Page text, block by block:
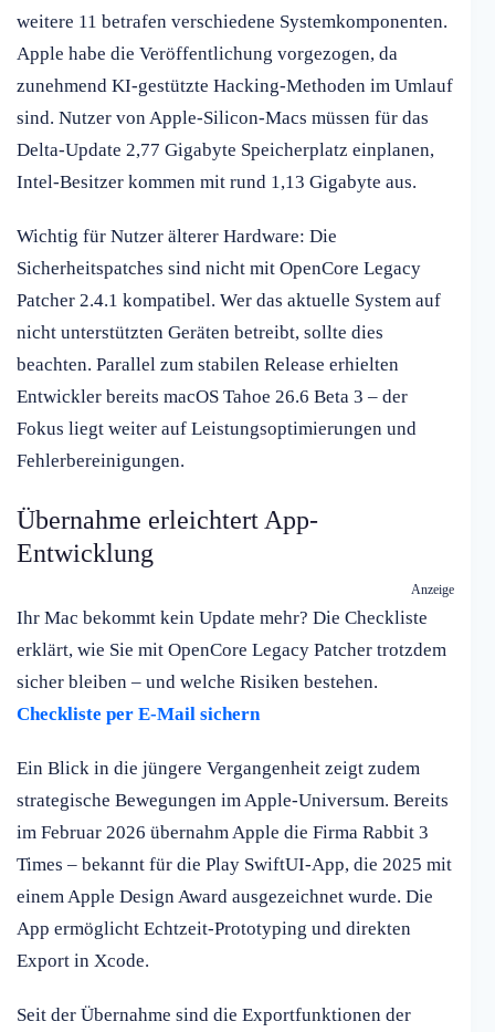
weitere 11 betrafen verschiedene Systemkomponenten.
Apple habe die Veröffentlichung vorgezogen, da
zunehmend KI-gestützte Hacking-Methoden im Umlauf
sind. Nutzer von Apple-Silicon-Macs müssen für das
Delta-Update 2,77 Gigabyte Speicherplatz einplanen,
Intel-Besitzer kommen mit rund 1,13 Gigabyte aus.
Wichtig für Nutzer älterer Hardware: Die
Sicherheitspatches sind nicht mit OpenCore Legacy
Patcher 2.4.1 kompatibel. Wer das aktuelle System auf
nicht unterstützten Geräten betreibt, sollte dies
beachten. Parallel zum stabilen Release erhielten
Entwickler bereits macOS Tahoe 26.6 Beta 3 – der
Fokus liegt weiter auf Leistungsoptimierungen und
Fehlerbereinigungen.
Übernahme erleichtert App-
Entwicklung
Anzeige
Ihr Mac bekommt kein Update mehr? Die Checkliste
erklärt, wie Sie mit OpenCore Legacy Patcher trotzdem
sicher bleiben – und welche Risiken bestehen.
Checkliste per E-Mail sichern
Ein Blick in die jüngere Vergangenheit zeigt zudem
strategische Bewegungen im Apple-Universum. Bereits
im Februar 2026 übernahm Apple die Firma Rabbit 3
Times – bekannt für die Play SwiftUI-App, die 2025 mit
einem Apple Design Award ausgezeichnet wurde. Die
App ermöglicht Echtzeit-Prototyping und direkten
Export in Xcode.
Seit der Übernahme sind die Exportfunktionen der